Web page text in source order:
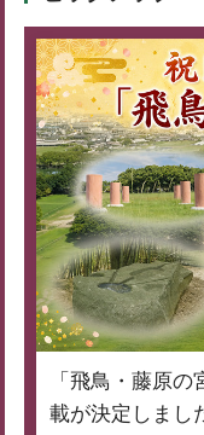
「飛鳥・藤原
載が決定しまし